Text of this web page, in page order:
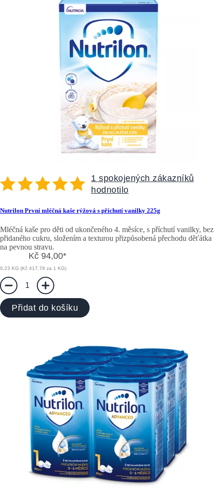
1 spokojených zákazníků
hodnotilo
Nutrilon První mléčná kaše rýžová s příchutí vanilky 225g
Mléčná kaše pro děti od ukončeného 4. měsíce, s příchutí vanilky, bez
přidaného cukru, složením a texturou přizpůsobená přechodu děťátka
na pevnou stravu.
Kč 94,00*
0,23 KG (Kč 417,78 za 1 KG)
1
Přidat do košíku